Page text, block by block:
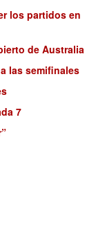
los partidos en
de Australia
las semifinales
7